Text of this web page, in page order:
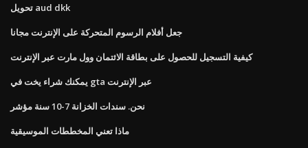
تحويل aud dkk
جعل أفلام الرسوم المتحركة على الإنترنت مجانا
كيفية التسجيل للحصول على بطاقة الائتمان وول مارت عبر الإنترنت
يمكنك شراء يخت في gta عبر الإنترنت
نحن. سندات الخزانة 7-10 سنة مؤشر
ماذا تعني المخططات الموسيقية